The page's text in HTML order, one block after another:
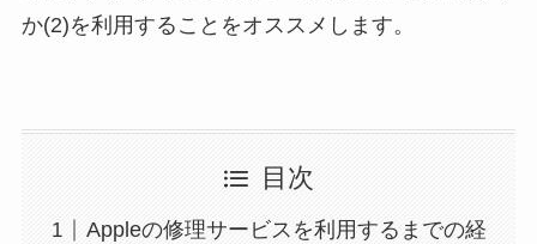
か(2)を利用することをオススメします。
目次
Appleの修理サービスを利用するまでの経